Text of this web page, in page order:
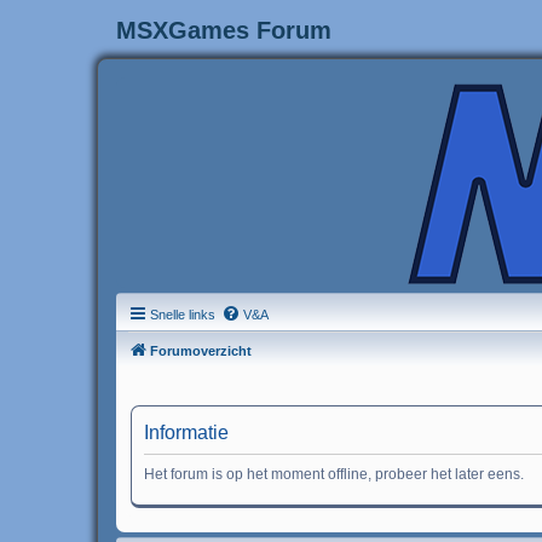
MSXGames Forum
Snelle links V&A
Forumoverzicht
Informatie
Het forum is op het moment offline, probeer het later eens.